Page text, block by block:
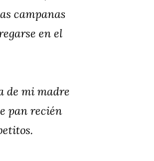
campanas
en el
de mi madre
pan recién